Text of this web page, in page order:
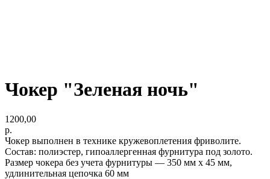
Чокер "Зеленая ночь"
1200,00
р.
Чокер выполнен в технике кружевоплетения фриволите.
Состав: полиэстер, гипоаллергенная фурнитура под золото.
Размер чокера без учета фурнитуры — 350 мм х 45 мм,
удлинительная цепочка 60 мм